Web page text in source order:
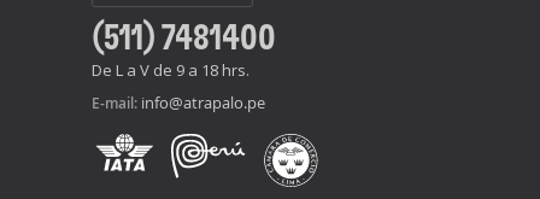
(511) 7481400
De L a V de 9 a 18 hrs.
E-mail: info@atrapalo.pe